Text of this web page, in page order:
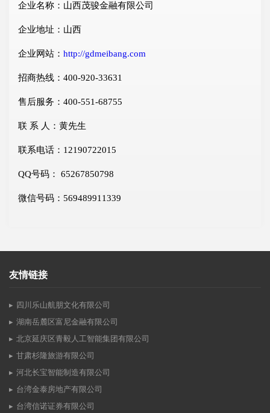
企业名称：山西茂骏金融有限公司
企业地址：山西
企业网站： http://gdmeibang.com
招商热线：400-920-33631
售后服务：400-551-68755
联 系 人：黄先生
联系电话：12190722015
QQ号码： 65267850798
微信号码：569489911339
友情链接
四川乐山航朋文化有限公司
湖南岳麓区富尼金融有限公司
北京延庆区青毅人工智能集团有限公司
甘肃杉隆旅游有限公司
河北长宝智能制造有限公司
台湾金泰房地产有限公司
台湾信诺证券有限公司